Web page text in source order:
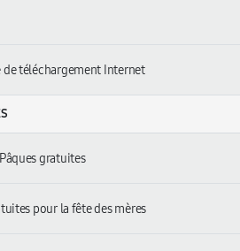
de téléchargement Internet
gratuites
pour la fête des mères